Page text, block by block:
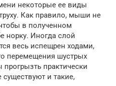
некоторые ее виды
Как правило, мыши не
в полученном
норку. Иногда слой
весь испещрен ходами,
перемещения шустрых
практически
и такие,